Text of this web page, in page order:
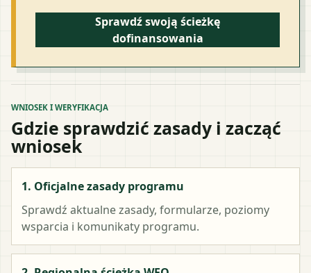
Sprawdź swoją ścieżkę
dofinansowania
WNIOSEK I WERYFIKACJA
Gdzie sprawdzić zasady i zacząć
wniosek
1. Oficjalne zasady programu
Sprawdź aktualne zasady, formularze, poziomy
wsparcia i komunikaty programu.